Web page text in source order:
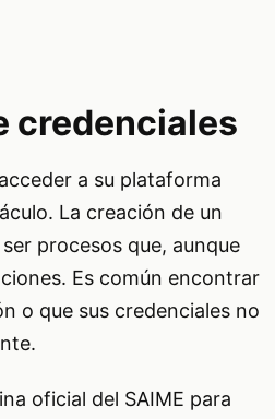
credenciales
a su plataforma
La creación de un
procesos que, aunque
Es común encontrar
o que sus credenciales no
oficial del SAIME para